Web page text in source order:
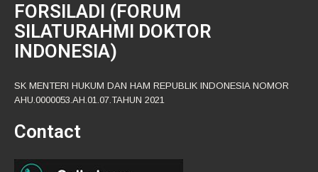
FORSILADI (FORUM
SILATURAHMI DOKTOR
INDONESIA)
SK MENTERI HUKUM DAN HAM REPUBLIK INDONESIA NOMOR
AHU.0000053.AH.01.07.TAHUN 2021
Contact